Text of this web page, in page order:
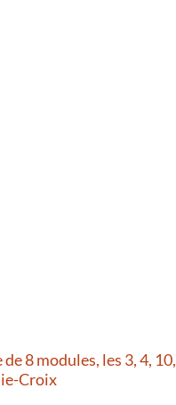
8 modules, les 3, 4, 10,
Croix